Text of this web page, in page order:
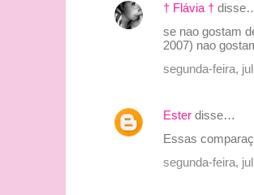
C
n
t
† Flávia †
se nao gostam
2007) nao
segunda-feira,
Ester disse…
Essas
segunda-feira,